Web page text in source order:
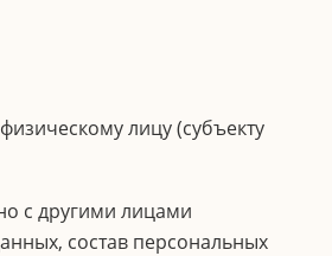
лицу (субъекту
с другими лицами
состав персональных